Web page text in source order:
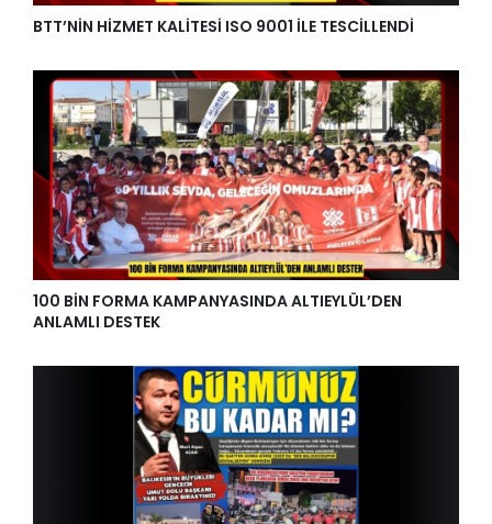
BTT’NİN HİZMET KALİTESİ ISO 9001 İLE TESCİLLENDİ
100 BİN FORMA KAMPANYASINDA ALTIEYLÜL’DEN
ANLAMLI DESTEK